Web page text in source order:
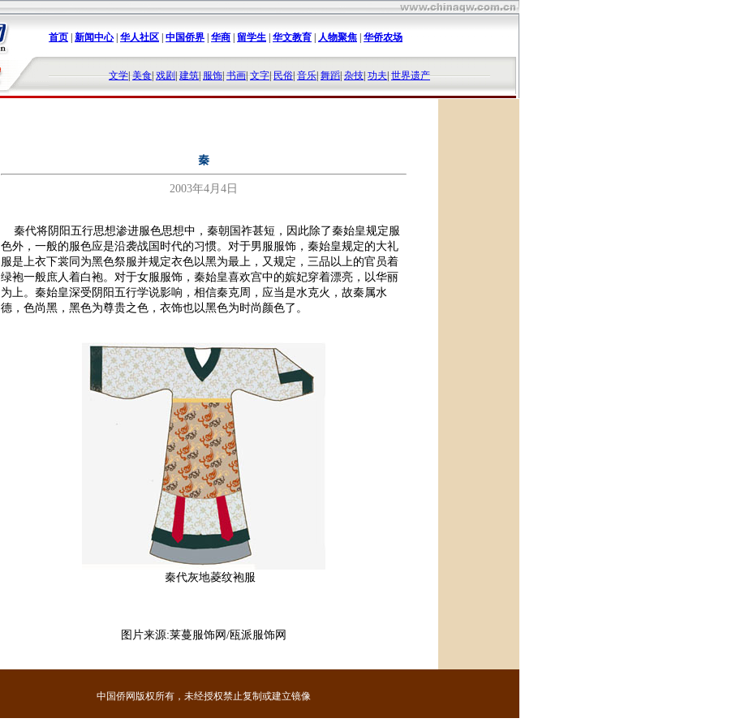
首页 新闻中心| 华人社区 中国侨界 华商 留学生 华文教育 人物聚焦 华侨农场
文学|美食|戏剧|建筑|服饰|书画|文字|民俗|音乐|舞蹈|杂技|功夫|世界遗产
秦
2003年4月4日
秦代将阴阳五行思想渗进服色思想中，秦朝国祚甚短，因此除了秦始皇规定服
色外，一般的服色应是沿袭战国时代的习惯。对于男服服饰，秦始皇规定的大礼
服是上衣下裳同为黑色祭服并规定衣色以黑为最上，又规定，三品以上的官员着
绿袍一般庶人着白袍。对于女服服饰，秦始皇喜欢宫中的嫔妃穿着漂亮，以华丽
为上。秦始皇深受阴阳五行学说影响，相信秦克周，应当是水克火，故秦属水
德，色尚黑，黑色为尊贵之色，衣饰也以黑色为时尚颜色了。
秦代灰地菱纹袍服
图片来源:莱蔓服饰网/瓯派服饰网
中国侨网版权所有，未经授权禁止复制或建立镜像